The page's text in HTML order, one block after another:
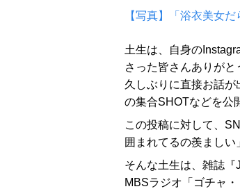
【写真】「浴衣美女
土生は、自身の
さった皆さんありが
久しぶりに直接お話
の集合SHOTなどを公
この投稿に対して、
囲まれてるの羨ましい
そんな土生は、雑誌『
MBSラジオ「ゴチャ